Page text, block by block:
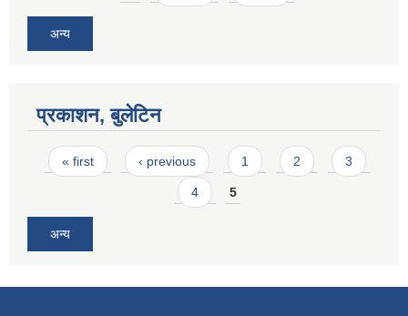
अन्य
प्रकाशन, बुलेटिन
Pages
« first ‹ previous 1 2 3
4 5
अन्य